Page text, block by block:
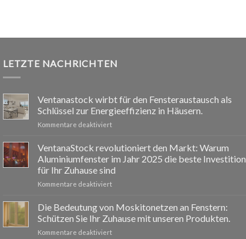
LETZTE NACHRICHTEN
Ventanastock wirbt für den Fensteraustausch als
Schlüssel zur Energieeffizienz in Häusern.
Kommentare deaktiviertfür
impulsa
cambio
de
ventanas
clave
para
la
eficiencia
VentanaStock revolutioniert den Markt: Warum
Aluminiumfenster im Jahr 2025 die beste Investition
für Ihr Zuhause sind
Kommentare deaktiviertfür
VentanaStock
el
mercado:
Die Bedeutung von Moskitonetzen an Fenstern:
Schützen Sie Ihr Zuhause mit unseren Produkten.
Kommentare deaktiviertfür